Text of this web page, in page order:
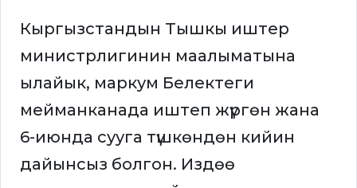
Кыргызстандын Тышкы иштер
министрлигинин маалыматына
ылайык, маркум Белектеги
мейманканада иштеп жүргөн жана
6-июнда сууга түшкөндөн кийин
дайынсыз болгон. Издөө